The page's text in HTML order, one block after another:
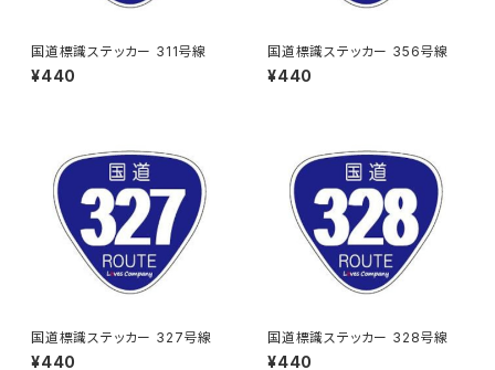
国道標識ステッカー 311号線
¥440
国道標識ステッカー 356号線
¥440
国道標識ステッカー 327号線
¥440
国道標識ステッカー 328号線
¥440